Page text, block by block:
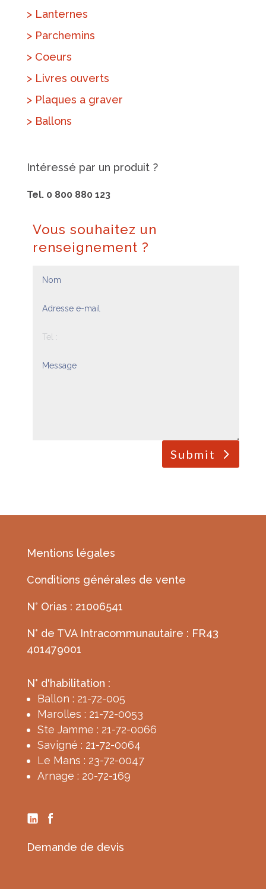
> Lanternes
> Parchemins
> Coeurs
> Livres ouverts
> Plaques a graver
> Ballons
Intéressé par un produit ?
Tel. 0 800 880 123
Vous souhaitez un
renseignement ?
Submit
Mentions légales
Conditions générales de vente
N° Orias : 21006541
N° de TVA Intracommunautaire : FR43
401479001
N° d'habilitation :
Ballon : 21-72-005
Marolles : 21-72-0053
Ste Jamme : 21-72-0066
Savigné : 21-72-0064
Le Mans : 23-72-0047
Arnage : 20-72-169
Demande de devis